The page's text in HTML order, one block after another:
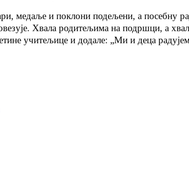
медаље и поклони подељени, а посебну
Хвала родитељима на подршци, а
учитељице и додале: „Ми и деца